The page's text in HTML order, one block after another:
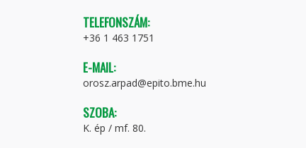
TELEFONSZÁM:
+36 1 463 1751
E-MAIL:
orosz.arpad@epito.bme.hu
SZOBA:
K. ép / mf. 80.